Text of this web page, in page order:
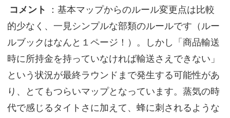
コメント
：基本マップからのルール変更点は比較
的少なく、一見シンプルな部類のルールです（ルー
ルブックはなんと１ページ！）。しかし「商品輸送
時に所持金を持っていなければ輸送さえできない」
という状況が最終ラウンドまで発生する可能性があ
り、とてもつらいマップとなっています。蒸気の時
代で感じるタイトさに加えて、蜂に刺されるような